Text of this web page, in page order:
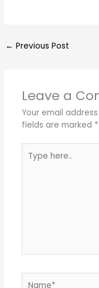
← Previous Post
Leave a
Your email
fields are marked *
here..